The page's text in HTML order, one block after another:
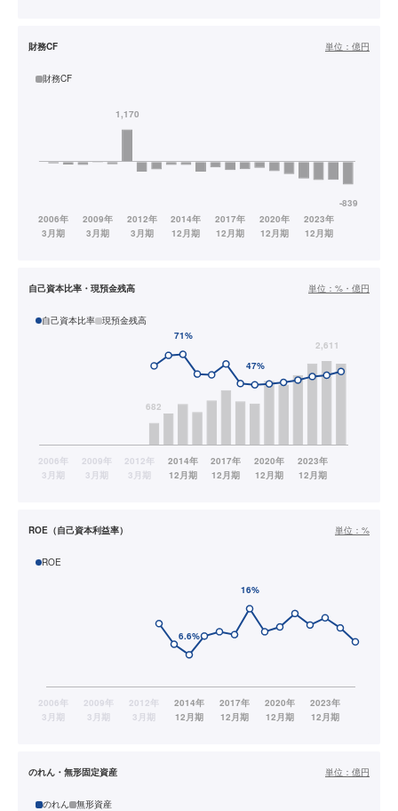
財務CF 単位： 億円
財務CF
自己資本比率・現預金残高 単位： %・億円
自己資本比率 現預金残高
ROE（自己資本利益率） 単位： %
ROE
のれん・無形固定資産 単位： 億円
のれん 無形資産